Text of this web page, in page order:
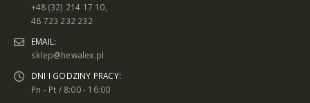
+48 (32) 214 17 10,
48 723 232 232
EMAIL:
sklep@hewalex.pl
DNI I GODZINY PRACY:
Pn - Pt / 8:00 - 16:00